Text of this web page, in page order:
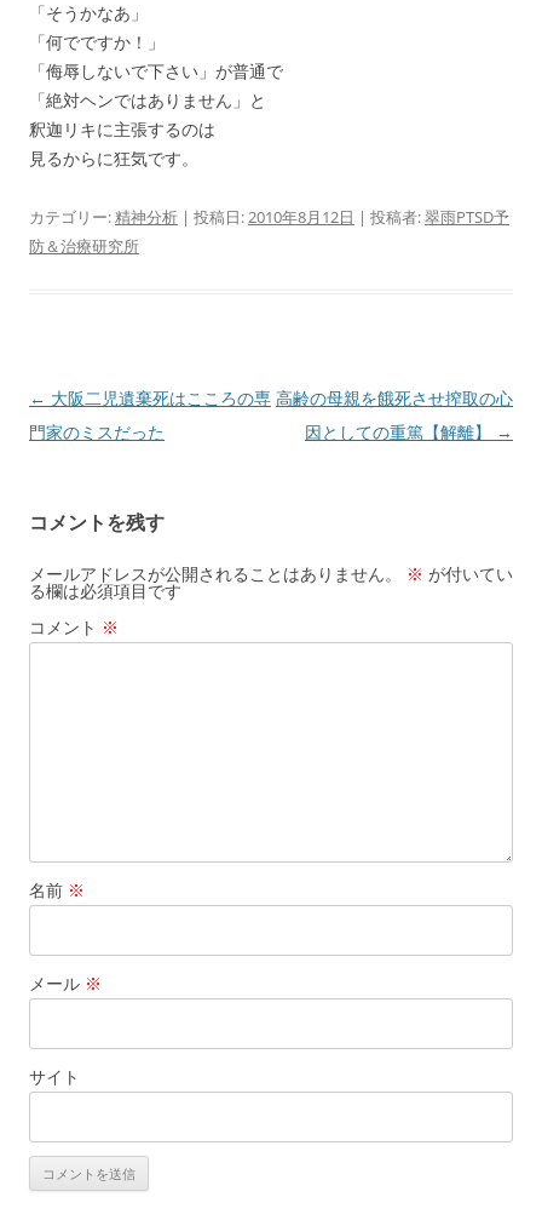
「そうかなあ」
「何でですか！」
「侮辱しないで下さい」が普通で
「絶対ヘンではありません」と
釈迦リキに主張するのは
見るからに狂気です。
カテゴリー:精神分析 | 投稿日:2010年8月12日 | 投稿者:翠雨PTSD予
防＆治療研究所
投
稿
ゲ
ー
シ
ョ
← 大阪二児遺棄死はこころの専
門家のミスだった
高齢の母親を餓死させ搾取の心
因としての重篤【解離】
→
コメントを残す
メールアドレスが公開されることはありません。 ※ が付いてい
る欄は必須項目です
コメント ※
名前 ※
メール ※
サイト